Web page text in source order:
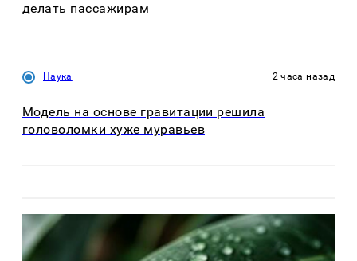
делать пассажирам
Наука 2 часа назад
Модель на основе гравитации решила
головоломки хуже муравьев